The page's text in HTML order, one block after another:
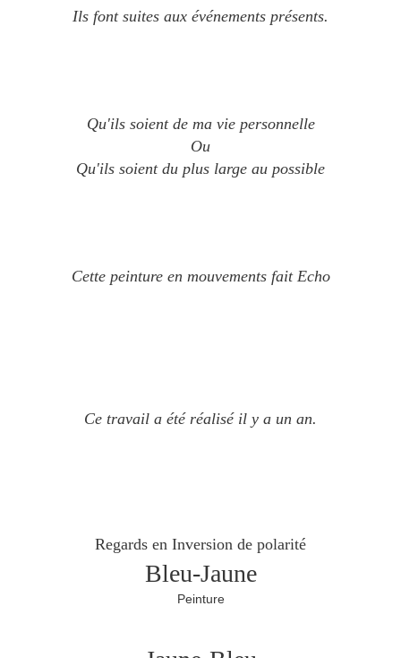
Ils font suites aux événements présents.
Qu'ils soient de ma vie personnelle
Ou
Qu'ils soient du plus large au possible
Cette peinture en mouvements fait Echo
Ce travail a été réalisé il y a un an.
Regards en Inversion de polarité
Bleu-Jaune
Peinture